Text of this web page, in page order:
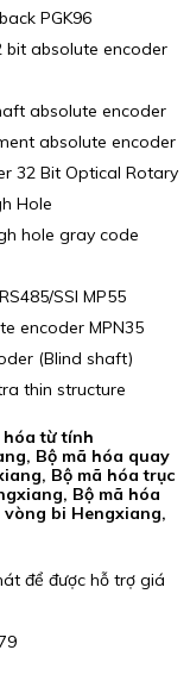
PGK96
bit absolute encoder
absolute encoder
absolute encoder
32 Bit Optical Rotary
Hole
hole gray code
SSI MP55
encoder MPN35
(Blind shaft)
thin structure
hóa từ tính
Bộ mã hóa quay
Bộ mã hóa trục
Bộ mã hóa
vòng bi Hengxiang,
để được hỗ trợ giá